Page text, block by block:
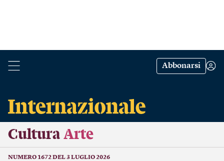
Abbonarsi
Cultura Arte
NUMERO 1672 DEL 3 LUGLIO 2026